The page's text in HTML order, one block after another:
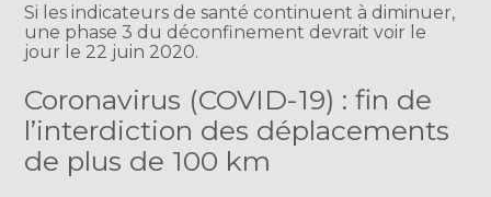
Si les indicateurs de santé continuent à diminuer,
une phase 3 du déconfinement devrait voir le
jour le 22 juin 2020.
Coronavirus (COVID-19) : fin de
l’interdiction des déplacements
de plus de 100 km